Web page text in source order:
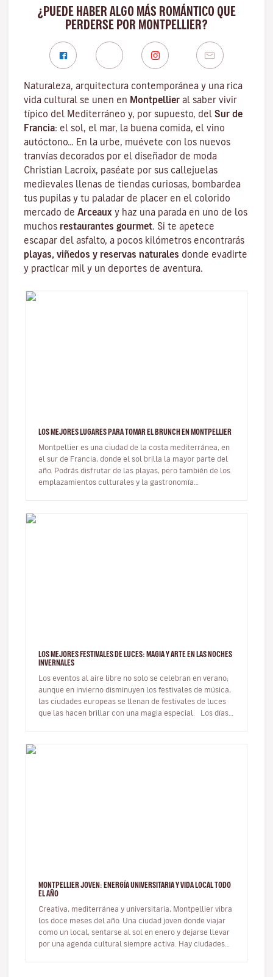
¿PUEDE HABER ALGO MÁS ROMÁNTICO QUE
PERDERSE POR MONTPELLIER?
Naturaleza, arquitectura contemporánea y una rica
vida cultural se unen en Montpellier al saber vivir
típico del Mediterráneo y, por supuesto, del Sur de
Francia: el sol, el mar, la buena comida, el vino
autóctono… En la urbe, muévete con los nuevos
tranvías decorados por el diseñador de moda
Christian Lacroix, paséate por sus callejuelas
medievales llenas de tiendas curiosas, bombardea
tus pupilas y tu paladar de placer en el colorido
mercado de Arceaux y haz una parada en uno de los
muchos restaurantes gourmet. Si te apetece
escapar del asfalto, a pocos kilómetros encontrarás
playas, viñedos y reservas naturales donde evadirte
y practicar mil y un deportes de aventura.
LOS MEJORES LUGARES PARA TOMAR EL BRUNCH EN MONTPELLIER
Montpellier es una ciudad de la costa mediterránea, en
el sur de Francia, donde el sol brilla la mayor parte del
año. Podrás disfrutar de las playas, pero también de los
emplazamientos culturales y la gastronomía
LOS MEJORES FESTIVALES DE LUCES: MAGIA Y ARTE EN LAS NOCHES
INVERNALES
Los eventos al aire libre no solo se celebran en verano;
aunque en invierno disminuyen los festivales de música,
las ciudades europeas se llenan de festivales de luces
que las hacen brillar con una magia especial. Los días
MONTPELLIER JOVEN: ENERGÍA UNIVERSITARIA Y VIDA LOCAL TODO
EL AÑO
Creativa, mediterránea y universitaria, Montpellier vibra
los doce meses del año. Una ciudad joven donde viajar
como un local, sentarse al sol en enero y dejarse llevar
por una agenda cultural siempre activa. Hay ciudades